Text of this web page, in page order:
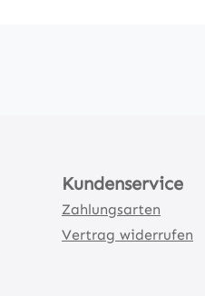
Kundenservice
Zahlungsarten
Vertrag widerrufen